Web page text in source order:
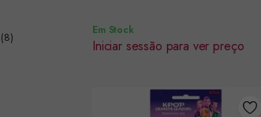
Em Stock
Iniciar sessão para ver preço
(8)